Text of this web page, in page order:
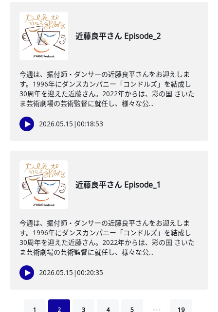
近藤良平さん Episode_2
今週は、振付師・ダンサーの近藤良平さんをお迎えしま
す。1996年にダンスカンパニー「コンドルズ」を結成し
30周年を迎えた近藤さん。2022年からは、彩の国 さいた
ま芸術劇場の芸術監督に就任し、様々な公...
2026.05.15 |00:18:53
近藤良平さん Episode_1
今週は、振付師・ダンサーの近藤良平さんをお迎えしま
す。1996年にダンスカンパニー「コンドルズ」を結成し
30周年を迎えた近藤さん。2022年からは、彩の国 さいた
ま芸術劇場の芸術監督に就任し、様々な公...
2026.05.15 |00:20:35
1 2 3 4 5 … 19